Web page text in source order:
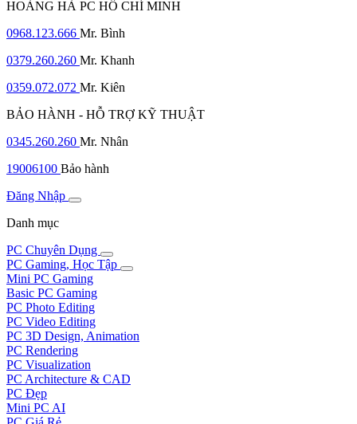
HOÀNG HÀ PC HỒ CHÍ MINH
0968.123.666 Mr. Bình
0379.260.260 Mr. Khanh
0359.072.072 Mr. Kiên
BẢO HÀNH - HỖ TRỢ KỸ THUẬT
0345.260.260 Mr. Nhân
19006100 Bảo hành
Đăng Nhập
Danh mục
PC Chuyên Dụng
PC Gaming, Học Tập
Mini PC Gaming
Basic PC Gaming
PC Photo Editing
PC Video Editing
PC 3D Design, Animation
PC Rendering
PC Visualization
PC Architecture & CAD
PC Đẹp
Mini PC AI